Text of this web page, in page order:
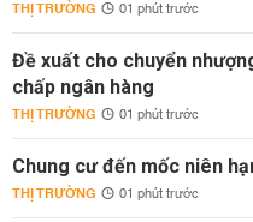
THỊ TRƯỜNG 01 phút trước
Đề xuất cho chuyển
chấp ngân hàng
THỊ TRƯỜNG 01 phút trước
Chung cư đến mốc niên
THỊ TRƯỜNG 01 phút trước